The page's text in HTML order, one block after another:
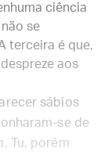
ciência
se
terceira é que,
aos
sábios
se de
Tu, porém